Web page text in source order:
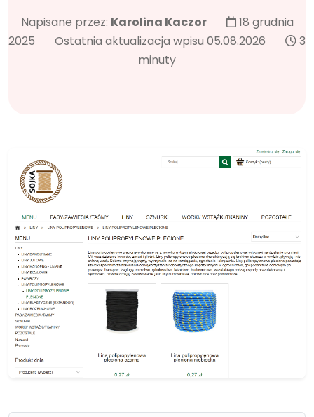
Napisane przez: Karolina Kaczor
18 grudnia
2025
Ostatnia aktualizacja wpisu 05.08.2026
3
minuty